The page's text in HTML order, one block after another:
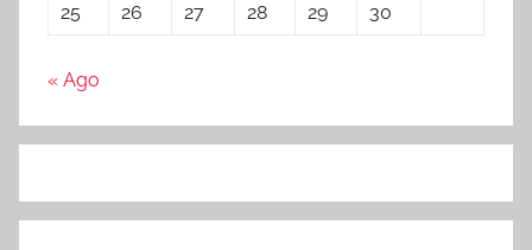
25
26 27 28 29 30
« Ago